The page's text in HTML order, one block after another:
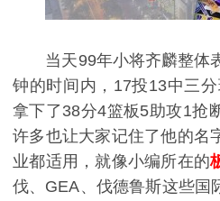
当天99年小将齐麟整体
钟的时间内，17投13中三
拿下了38分4篮板5助攻1抢
许多也让大家记住了他的名
业都适用，就像小编所在的
伐、GEA、伐德鲁斯这些国